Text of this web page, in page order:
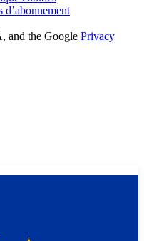
d’abonnement
and the Google Privacy